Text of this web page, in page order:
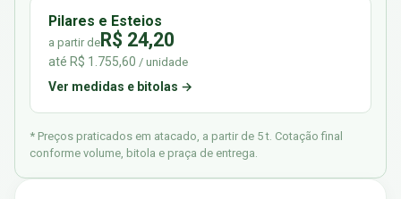
Pilares e Esteios
a partir deR$ 24,20
até R$ 1.755,60 / unidade
Ver medidas e bitolas →
* Preços praticados em atacado, a partir de 5 t. Cotação final
conforme volume, bitola e praça de entrega.